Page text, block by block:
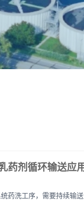
药剂循环输送应
药洗工序，需要持续输